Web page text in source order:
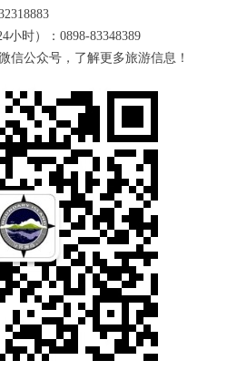
小时）：0898-83348389
信公众号，了解更多旅游信息！